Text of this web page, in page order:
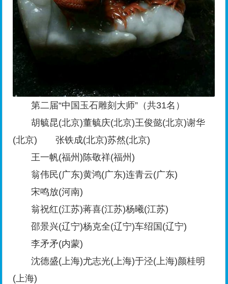
第二届“中国玉石雕刻大师”（共31名）
胡毓昆(北京)董毓庆(北京)王俊懿(北京)谢华
(北京) 张铁成(北京)苏然(北京)
王一帆(福州)陈敬祥(福州)
翁伟民(广东)黄鸿(广东)连青云(广东)
宋鸣放(河南)
翁祝红(江苏)蒋喜(江苏)杨曦(江苏)
邵景兴(辽宁)杨克全(辽宁)车绍国(辽宁)
李矛矛(内蒙)
沈德盛(上海)尤志光(上海)于泾(上海)颜桂明
(上海)